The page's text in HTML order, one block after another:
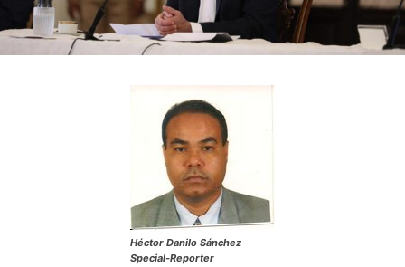
Héctor Danilo Sánchez
Special-Reporter